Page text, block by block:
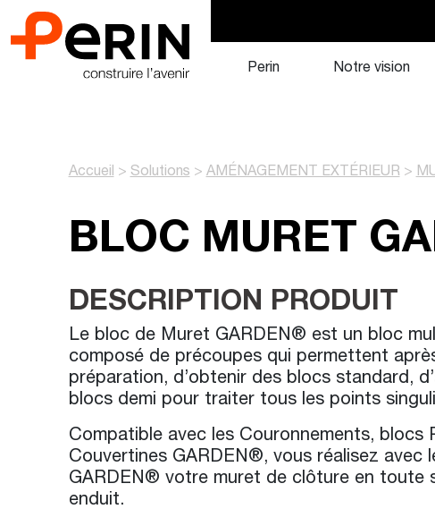
au
Perin Notre vision
Accueil > Solutions > AMÉNAGEMENT EXTÉRIEUR >
BLOC MURET
DESCRIPTION PRODUIT
Le bloc de Muret GARDEN® est un bloc
composé de précoupes qui permettent
préparation, d’obtenir des blocs standard,
blocs demi pour traiter tous les points
Compatible avec les Couronnements, blocs
Couvertines GARDEN®, vous réalisez avec
GARDEN® votre muret de clôture en toute
enduit.